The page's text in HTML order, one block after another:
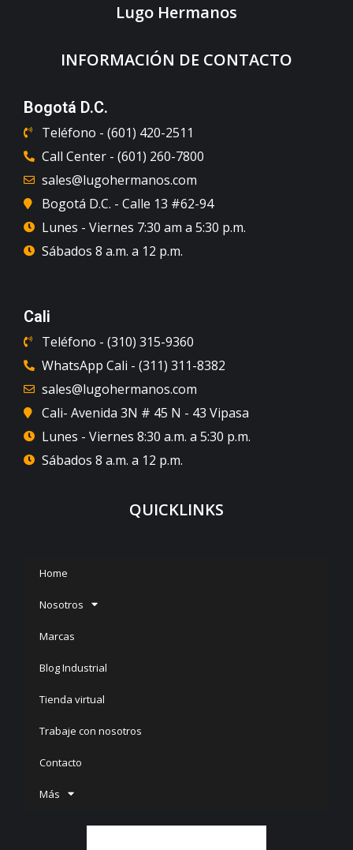
Lugo Hermanos
INFORMACIÓN DE CONTACTO
Bogotá D.C.
Teléfono - (601) 420-2511
Call Center - (601) 260-7800
sales@lugohermanos.com
Bogotá D.C. - Calle 13 #62-94
Lunes - Viernes 7:30 am a 5:30 p.m.
Sábados 8 a.m. a 12 p.m.
Cali
Teléfono - (310) 315-9360
WhatsApp Cali - (311) 311-8382
sales@lugohermanos.com
Cali- Avenida 3N # 45 N - 43 Vipasa
Lunes - Viernes 8:30 a.m. a 5:30 p.m.
Sábados 8 a.m. a 12 p.m.
QUICKLINKS
Home
Nosotros
Marcas
Blog Industrial
Tienda virtual
Trabaje con nosotros
Contacto
Más